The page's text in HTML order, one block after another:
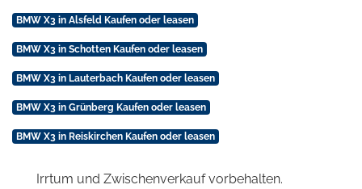
BMW X3 in Alsfeld Kaufen oder leasen
BMW X3 in Schotten Kaufen oder leasen
BMW X3 in Lauterbach Kaufen oder leasen
BMW X3 in Grünberg Kaufen oder leasen
BMW X3 in Reiskirchen Kaufen oder leasen
Irrtum und Zwischenverkauf vorbehalten.